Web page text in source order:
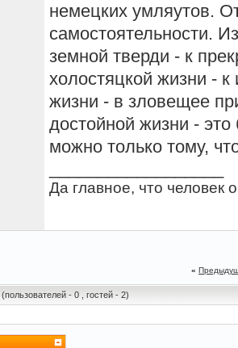
немецких умляутов.
самостоятельности.
земной тверди - к
холостяцкой жизни -
жизни - в зловещее
достойной жизни - это
можно только тому,
Да главное, что человек
«
(пользователей - 0 , гостей - 2)